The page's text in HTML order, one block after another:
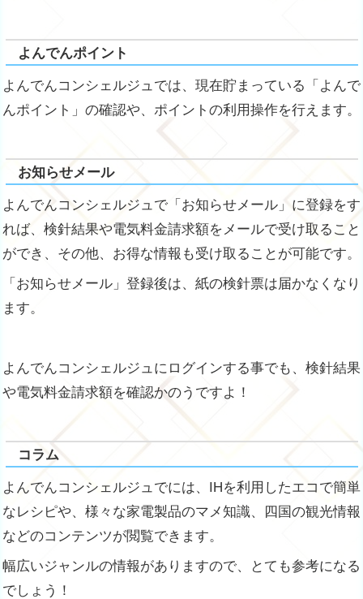
よんでんポイント
よんでんコンシェルジュでは、現在貯まっている「よんで
んポイント」の確認や、ポイントの利用操作を行えます。
お知らせメール
よんでんコンシェルジュで「お知らせメール」に登録をす
れば、検針結果や電気料金請求額をメールで受け取ること
ができ、その他、お得な情報も受け取ることが可能です。
「お知らせメール」登録後は、紙の検針票は届かなくなり
ます。
よんでんコンシェルジュにログインする事でも、検針結果
や電気料金請求額を確認かのうですよ！
コラム
よんでんコンシェルジュでには、IHを利用したエコで簡単
なレシピや、様々な家電製品のマメ知識、四国の観光情報
などのコンテンツが閲覧できます。
幅広いジャンルの情報がありますので、とても参考になる
でしょう！